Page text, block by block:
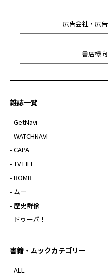
広告会社・広
書店様
雑誌一覧
- GetNavi
- WATCHNAVI
- CAPA
- TV LIFE
- BOMB
- ムー
- 歴史群像
- ドゥーパ！
書籍・ムックカテゴリー
- ALL